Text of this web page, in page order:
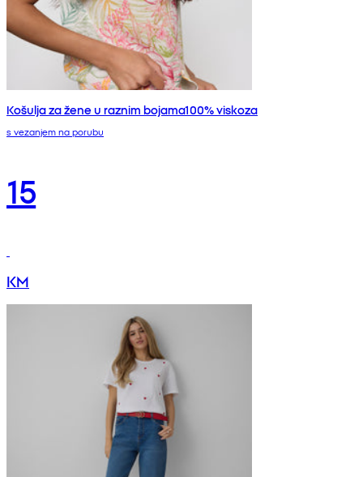
Košulja za žene u raznim bojama100% viskoza
s vezanjem na porubu
15
KM